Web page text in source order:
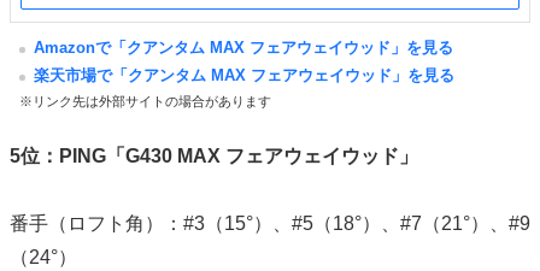
Amazonで「クアンタム MAX フェアウェイウッド」を見る
楽天市場で「クアンタム MAX フェアウェイウッド」を見る
※リンク先は外部サイトの場合があります
5位：PING「G430 MAX フェアウェイウッド」
番手（ロフト角）：#3（15°）、#5（18°）、#7（21°）、#9
（24°）